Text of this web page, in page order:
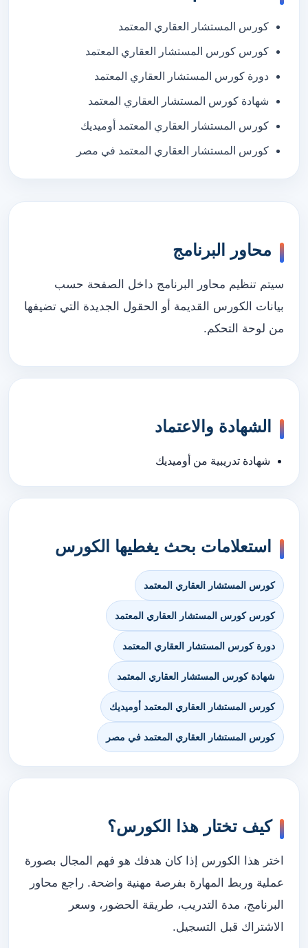
كورس المستشار العقاري المعتمد
كورس كورس المستشار العقاري المعتمد
دورة كورس المستشار العقاري المعتمد
شهادة كورس المستشار العقاري المعتمد
كورس المستشار العقاري المعتمد أوميديك
كورس المستشار العقاري المعتمد في مصر
محاور البرنامج
سيتم تنظيم محاور البرنامج داخل الصفحة حسب
بيانات الكورس القديمة أو الحقول الجديدة التي تضيفها
من لوحة التحكم.
الشهادة والاعتماد
شهادة تدريبية من أوميديك
استعلامات بحث يغطيها الكورس
كورس المستشار العقاري المعتمد
كورس كورس المستشار العقاري المعتمد
دورة كورس المستشار العقاري المعتمد
شهادة كورس المستشار العقاري المعتمد
كورس المستشار العقاري المعتمد أوميديك
كورس المستشار العقاري المعتمد في مصر
كيف تختار هذا الكورس؟
اختر هذا الكورس إذا كان هدفك هو فهم المجال بصورة
عملية وربط المهارة بفرصة مهنية واضحة. راجع محاور
البرنامج، مدة التدريب، طريقة الحضور، وسعر
الاشتراك قبل التسجيل.